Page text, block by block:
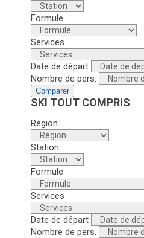
Formule
Services
Date de départ
Nombre de pers.
Comparer
SKI TOUT COMPRIS
Région
Station
Formule
Services
Date de départ
Nombre de pers.